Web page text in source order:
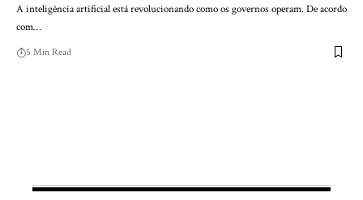
A inteligência artificial está revolucionando como os governos operam. De acordo
com…
5 Min Read